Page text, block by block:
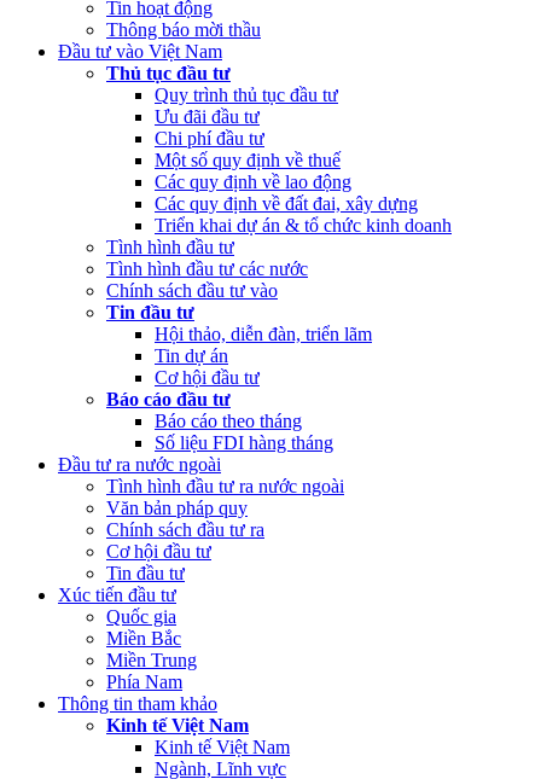
Tin hoạt động
Thông báo mời thầu
Đầu tư vào Việt Nam
Thủ tục đầu tư
Quy trình thủ tục đầu tư
Ưu đãi đầu tư
Chi phí đầu tư
Một số quy định về thuế
Các quy định về lao động
Các quy định về đất đai, xây dựng
Triển khai dự án & tổ chức kinh doanh
Tình hình đầu tư
Tình hình đầu tư các nước
Chính sách đầu tư vào
Tin đầu tư
Hội thảo, diễn đàn, triển lãm
Tin dự án
Cơ hội đầu tư
Báo cáo đầu tư
Báo cáo theo tháng
Số liệu FDI hàng tháng
Đầu tư ra nước ngoài
Tình hình đầu tư ra nước ngoài
Văn bản pháp quy
Chính sách đầu tư ra
Cơ hội đầu tư
Tin đầu tư
Xúc tiến đầu tư
Quốc gia
Miền Bắc
Miền Trung
Phía Nam
Thông tin tham khảo
Kinh tế Việt Nam
Kinh tế Việt Nam
Ngành, Lĩnh vực